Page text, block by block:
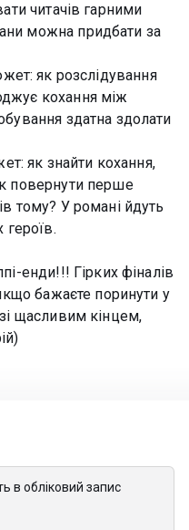
читачів гарними
можна придбати за
як розслідування
кохання між
здатна здолати
як знайти кохання,
повернути перше
тому? У романі йдуть
героїв.
енди!!! Гірких фіналів
бажаєте поринути у
щасливим кінцем,
в обліковий запис